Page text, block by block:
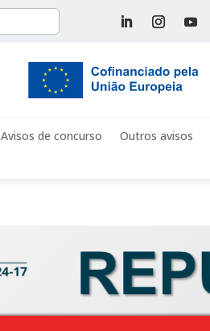
Avisos de concurso Outros avisos